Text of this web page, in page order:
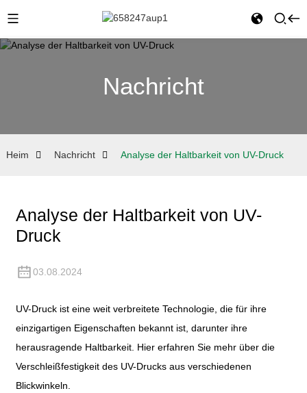
Nachricht
Heim Nachricht Analyse der Haltbarkeit von UV-Druck
Analyse der Haltbarkeit von UV-
Druck
03.08.2024
UV-Druck ist eine weit verbreitete Technologie, die für ihre
einzigartigen Eigenschaften bekannt ist, darunter ihre
herausragende Haltbarkeit. Hier erfahren Sie mehr über die
Verschleißfestigkeit des UV-Drucks aus verschiedenen
Blickwinkeln.